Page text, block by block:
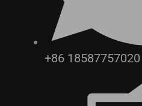
+86 18587757020